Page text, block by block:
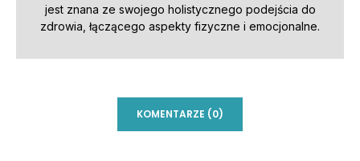
jest znana ze swojego holistycznego podejścia do
zdrowia, łączącego aspekty fizyczne i emocjonalne.
KOMENTARZE (0)